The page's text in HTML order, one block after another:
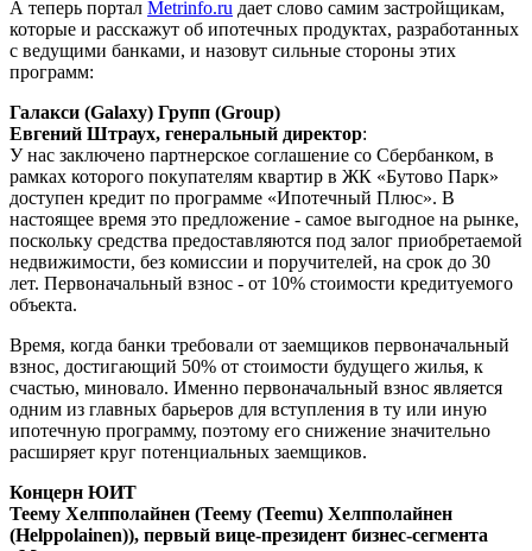
А теперь портал Metrinfo.ru дает слово самим застройщикам,
которые и расскажут об ипотечных продуктах, разработанных
с ведущими банками, и назовут сильные стороны этих
программ:
Галакси (Galaxy) Групп (Group)
Евгений Штраух, генеральный директор:
У нас заключено партнерское соглашение со Сбербанком, в
рамках которого покупателям квартир в ЖК «Бутово Парк»
доступен кредит по программе «Ипотечный Плюс». В
настоящее время это предложение - самое выгодное на рынке,
поскольку средства предоставляются под залог приобретаемой
недвижимости, без комиссии и поручителей, на срок до 30
лет. Первоначальный взнос - от 10% стоимости кредитуемого
объекта.
Время, когда банки требовали от заемщиков первоначальный
взнос, достигающий 50% от стоимости будущего жилья, к
счастью, миновало. Именно первоначальный взнос является
одним из главных барьеров для вступления в ту или иную
ипотечную программу, поэтому его снижение значительно
расширяет круг потенциальных заемщиков.
Концерн ЮИТ
Теему Хелпполайнен (Теему (Teemu) Хелпполайнен
(Helppolainen)), первый вице-президент бизнес-сегмента